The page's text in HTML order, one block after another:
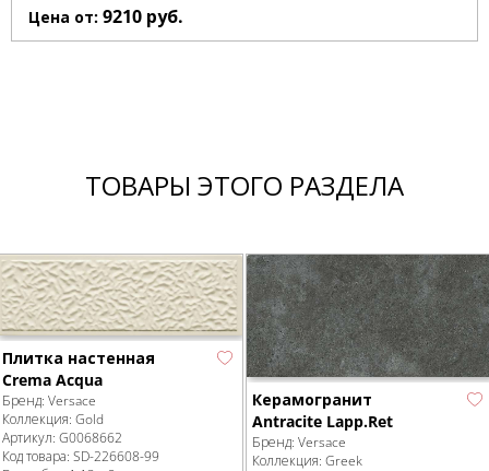
Цена от: 9210 руб.
ТОВАРЫ ЭТОГО РАЗДЕЛА
Плитка настенная
Crema Acqua
Бренд: Versace
Коллекция: Gold
Артикул: G0068662
Код товара: SD-226608-99
Керамогранит
Antracite Lapp.Ret
Бренд: Versace
Коллекция: Greek